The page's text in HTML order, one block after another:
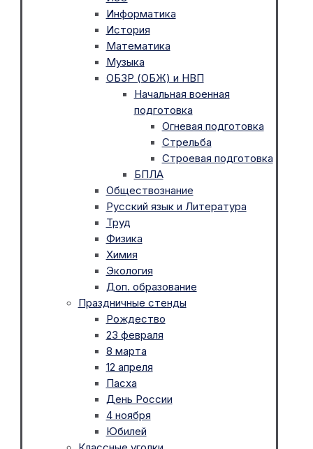
Информатика
История
Математика
Музыка
ОБЗР (ОБЖ) и НВП
Начальная военная
подготовка
Огневая подготовка
Стрельба
Строевая подготовка
БПЛА
Обществознание
Русский язык и Литература
Труд
Физика
Химия
Экология
Доп. образование
Праздничные стенды
Рождество
23 февраля
8 марта
12 апреля
Пасха
День России
4 ноября
Юбилей